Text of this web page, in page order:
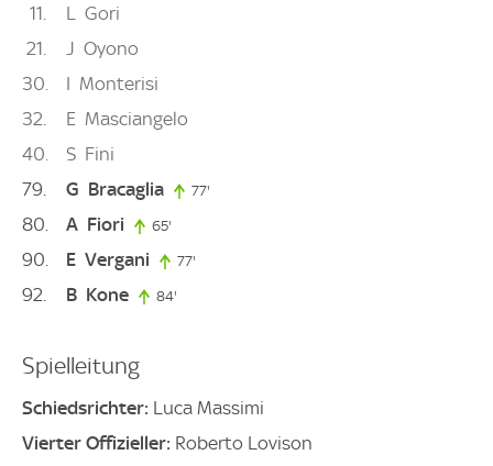
11 L
Gori
21
J Oyono
30
I Monterisi
32
E Masciangelo
40
S Fini
79
G Bracaglia 77'
80 A Fiori 65'
90 E Vergani 77'
92 B Kone 84'
Spielleitung
Schiedsrichter: Luca Massimi
Vierter Offizieller: Roberto Lovison